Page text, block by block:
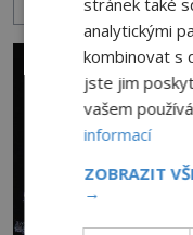
řetězu. Vše
napálí v plné rychlosti do
následně nalezne
momentem se
ZOBRAZIT VÍCEstránek také
analytickými
kombinovat s
jste jim
vašem
informací
ZOBRAZIT
→